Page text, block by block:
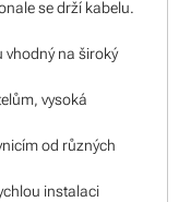
se drží kabelu.
vhodný na široký
vysoká
od různých
instalaci